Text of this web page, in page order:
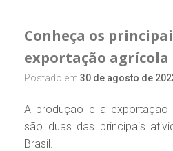
Conheça os
exportação agrícola
Postado em 30 de agosto de
A produção e a exportação
são duas das principais
Brasil.